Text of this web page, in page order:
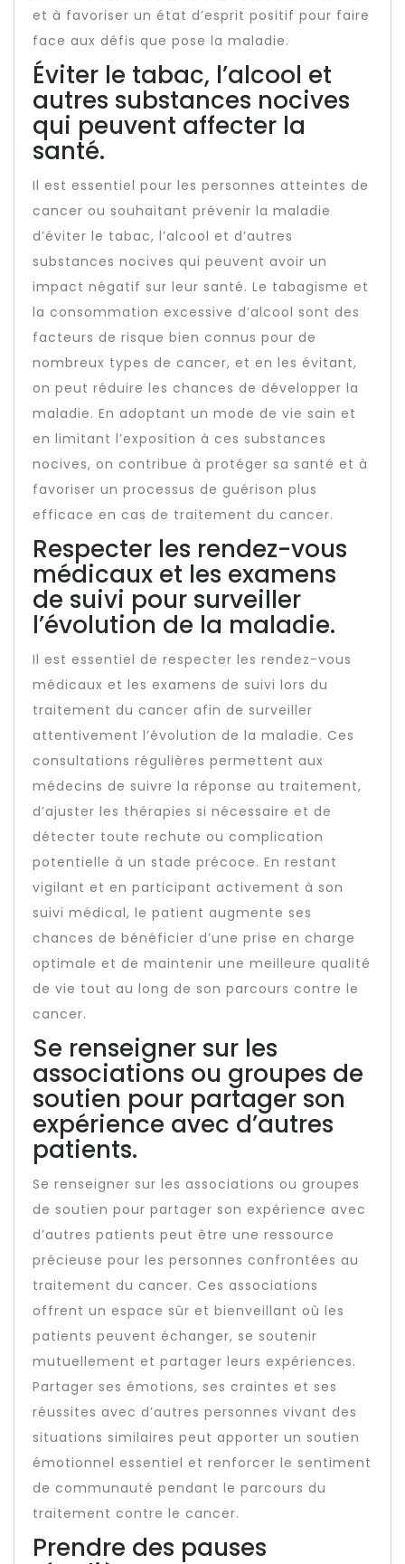
et à favoriser un état d’esprit positif pour faire
face aux défis que pose la maladie.
Éviter le tabac, l’alcool et
autres substances nocives
qui peuvent affecter la
santé.
Il est essentiel pour les personnes atteintes de
cancer ou souhaitant prévenir la maladie
d’éviter le tabac, l’alcool et d’autres
substances nocives qui peuvent avoir un
impact négatif sur leur santé. Le tabagisme et
la consommation excessive d’alcool sont des
facteurs de risque bien connus pour de
nombreux types de cancer, et en les évitant,
on peut réduire les chances de développer la
maladie. En adoptant un mode de vie sain et
en limitant l’exposition à ces substances
nocives, on contribue à protéger sa santé et à
favoriser un processus de guérison plus
efficace en cas de traitement du cancer.
Respecter les rendez-vous
médicaux et les examens
de suivi pour surveiller
l’évolution de la maladie.
Il est essentiel de respecter les rendez-vous
médicaux et les examens de suivi lors du
traitement du cancer afin de surveiller
attentivement l’évolution de la maladie. Ces
consultations régulières permettent aux
médecins de suivre la réponse au traitement,
d’ajuster les thérapies si nécessaire et de
détecter toute rechute ou complication
potentielle à un stade précoce. En restant
vigilant et en participant activement à son
suivi médical, le patient augmente ses
chances de bénéficier d’une prise en charge
optimale et de maintenir une meilleure qualité
de vie tout au long de son parcours contre le
cancer.
Se renseigner sur les
associations ou groupes de
soutien pour partager son
expérience avec d’autres
patients.
Se renseigner sur les associations ou groupes
de soutien pour partager son expérience avec
d’autres patients peut être une ressource
précieuse pour les personnes confrontées au
traitement du cancer. Ces associations
offrent un espace sûr et bienveillant où les
patients peuvent échanger, se soutenir
mutuellement et partager leurs expériences.
Partager ses émotions, ses craintes et ses
réussites avec d’autres personnes vivant des
situations similaires peut apporter un soutien
émotionnel essentiel et renforcer le sentiment
de communauté pendant le parcours du
traitement contre le cancer.
Prendre des pauses